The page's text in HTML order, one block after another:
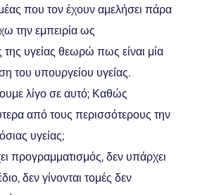
που τον έχουν αμελήσει πάρα
την εμπειρία ως
της υγείας θεωρώ πως είναι μία
του υπουργείου υγείας.
λίγο σε αυτό; Καθώς
από τους περισσότερους την
υγείας;
προγραμματισμός, δεν υπάρχει
δεν γίνονται τομές δεν